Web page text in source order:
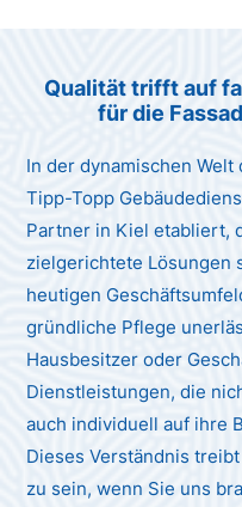
Qualität trifft auf
für die
In der dynamischen
Tipp-Topp
Partner in Kiel etabliert,
zielgerichtete Lösungen
heutigen
gründliche Pflege
Hausbesitzer oder
Dienstleistungen, die
auch individuell auf ihre
Dieses Verständnis
zu sein, wenn Sie uns